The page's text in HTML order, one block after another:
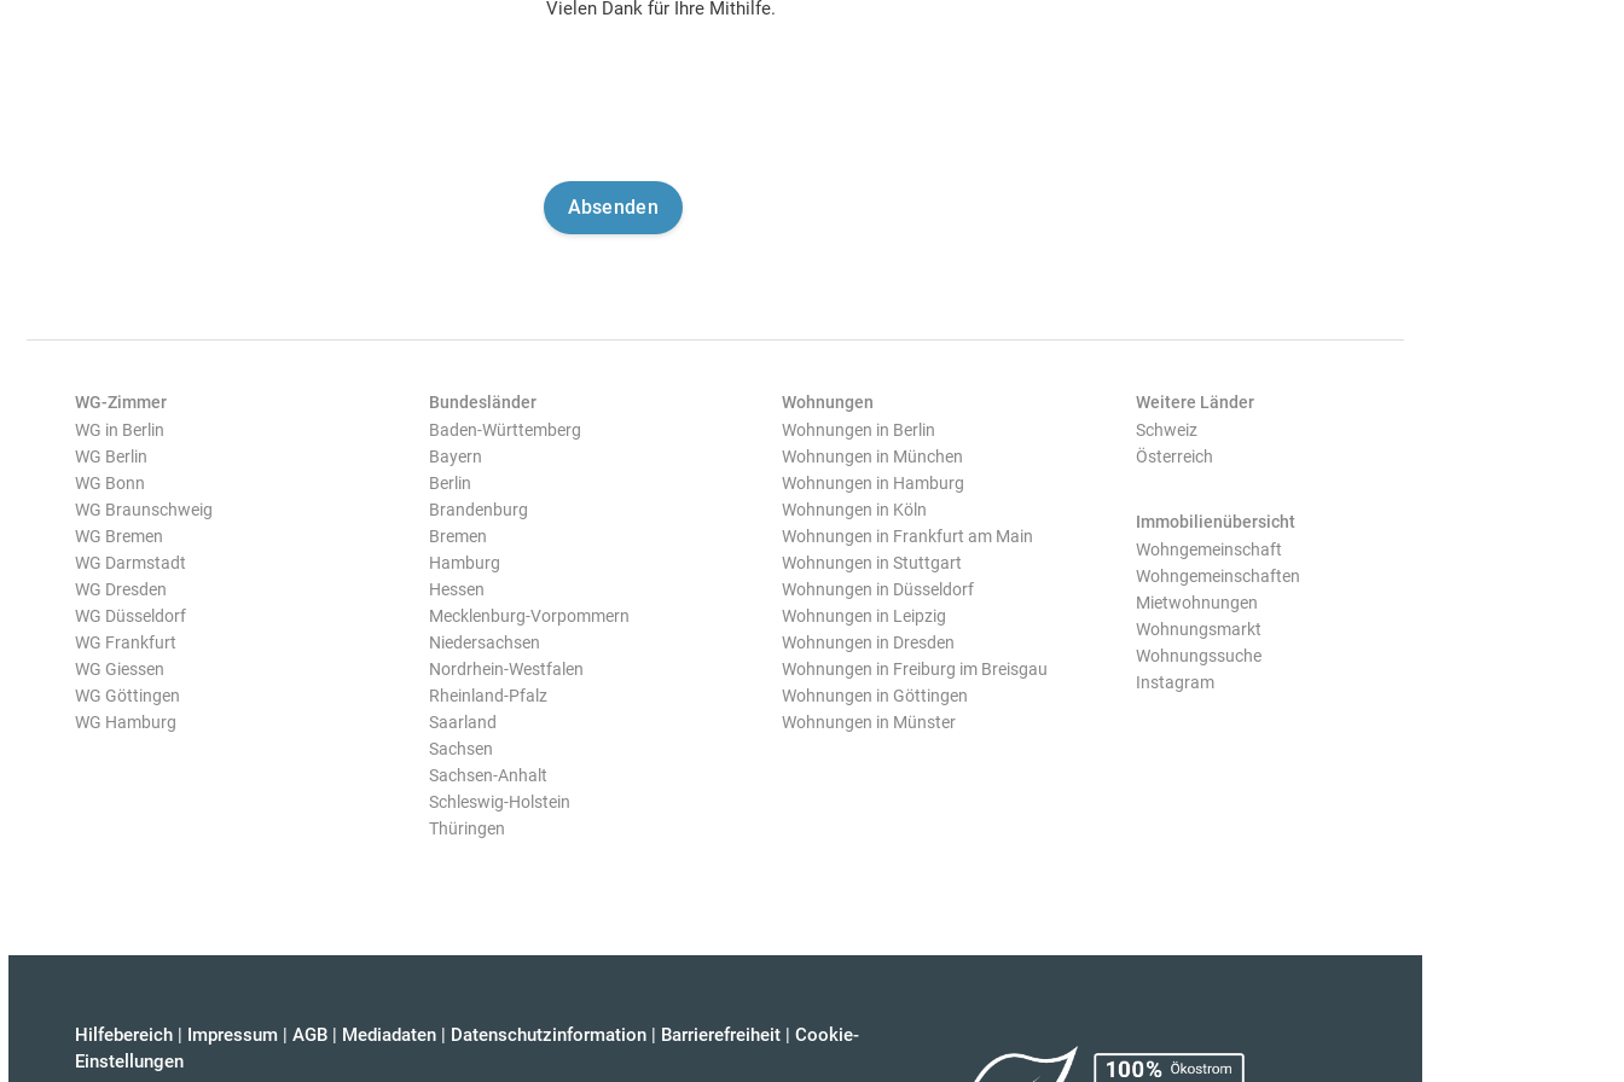
Vielen Dank für Ihre Mithilfe.
WG-Zimmer
WG in Berlin
WG Berlin
WG Bonn
WG Braunschweig
WG Bremen
WG Darmstadt
WG Dresden
WG Düsseldorf
WG Frankfurt
WG Giessen
WG Göttingen
WG Hamburg
Bundesländer
Baden-Württemberg
Bayern
Berlin
Brandenburg
Bremen
Hamburg
Hessen
Mecklenburg-Vorpommern
Niedersachsen
Nordrhein-Westfalen
Rheinland-Pfalz
Saarland
Sachsen
Sachsen-Anhalt
Schleswig-Holstein
Thüringen
Wohnungen
Wohnungen in Berlin
Wohnungen in München
Wohnungen in Hamburg
Wohnungen in Köln
Wohnungen in Frankfurt am Main
Wohnungen in Stuttgart
Wohnungen in Düsseldorf
Wohnungen in Leipzig
Wohnungen in Dresden
Wohnungen in Freiburg im Breisgau
Wohnungen in Göttingen
Wohnungen in Münster
Weitere Länder
Schweiz
Österreich
Immobilienübersicht
Wohngemeinschaft
Wohngemeinschaften
Mietwohnungen
Wohnungsmarkt
Wohnungssuche
Instagram
Hilfebereich | Impressum | AGB | Mediadaten | Datenschutzinformation | Barrierefreiheit | Cookie-
Einstellungen